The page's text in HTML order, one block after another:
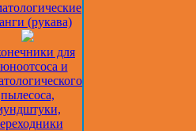
(рукава)
для
и
пылесоса,